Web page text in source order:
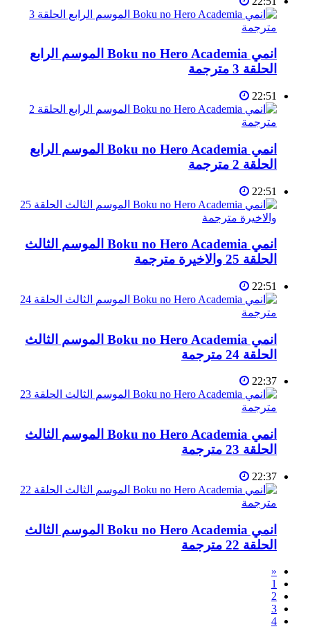
انمي Boku no Hero Academia الموسم الرابع
الحلقة 3 مترجمة
22:51
انمي Boku no Hero Academia الموسم الرابع
الحلقة 2 مترجمة
22:51
انمي Boku no Hero Academia الموسم الثالث
الحلقة 25 والاخيرة مترجمة
22:51
انمي Boku no Hero Academia الموسم الثالث
الحلقة 24 مترجمة
22:37
انمي Boku no Hero Academia الموسم الثالث
الحلقة 23 مترجمة
22:37
انمي Boku no Hero Academia الموسم الثالث
الحلقة 22 مترجمة
«
1
2
3
4